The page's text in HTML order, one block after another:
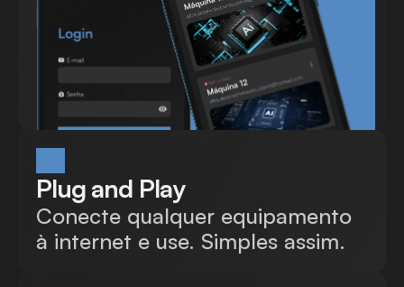
Plug and Play
Conecte qualquer equipamento
à internet e use. Simples assim.